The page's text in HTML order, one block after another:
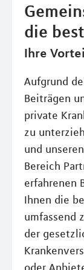
die
Ihre
Aufgrund
Beiträgen
private
zu
und
Bereich
erfahrenen
Ihnen die
umfassend
der